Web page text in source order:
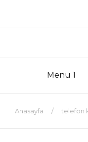
Menü 1
Anasayfa telefon